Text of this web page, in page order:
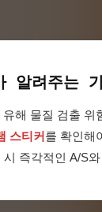
알려주는
해 물질 검출 위
스티커를 확인해
시 즉각적인 A/S